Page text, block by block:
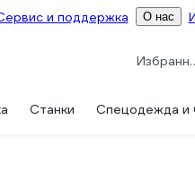
и поддержка О нас
Станки Спецодежда и